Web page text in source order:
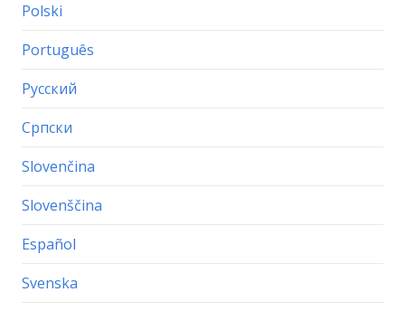
Polski
Português
Русский
Српски
Slovenčina
Slovenščina
Español
Svenska